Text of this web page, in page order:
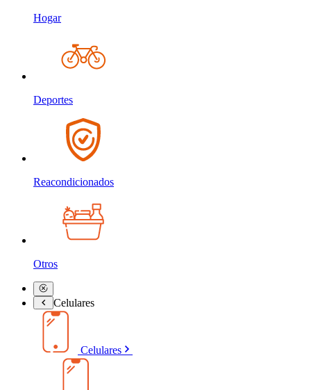
Hogar
Deportes
Reacondicionados
Otros
Celulares
Celulares